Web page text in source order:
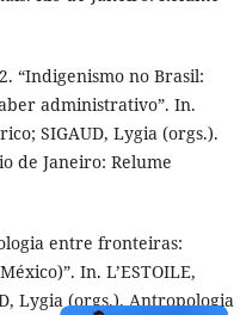
“Indigenismo no Brasil:
administrativo”. In.
SIGAUD, Lygia (orgs.).
de Janeiro: Relume
entre fronteiras:
In. L’ESTOILE,
Lygia (orgs.). Antropologia